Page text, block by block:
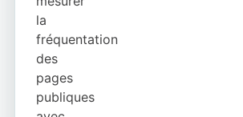
la
fréquentation
des
pages
publiques